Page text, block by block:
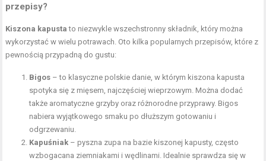
przepisy?
Kiszona kapusta to niezwykle wszechstronny składnik, który można
wykorzystać w wielu potrawach. Oto kilka popularnych przepisów, które z
pewnością przypadną do gustu:
Bigos – to klasyczne polskie danie, w którym kiszona kapusta
spotyka się z mięsem, najczęściej wieprzowym. Można dodać
także aromatyczne grzyby oraz różnorodne przyprawy. Bigos
nabiera wyjątkowego smaku po dłuższym gotowaniu i
odgrzewaniu.
Kapuśniak – pyszna zupa na bazie kiszonej kapusty, często
wzbogacana ziemniakami i wędlinami. Idealnie sprawdza się w